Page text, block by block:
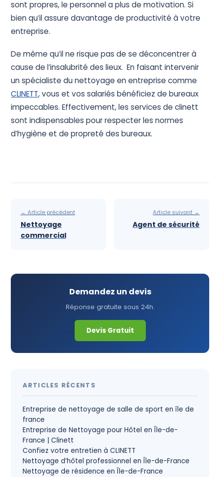
sont propres, le personnel a plus de motivation. Si
bien qu’il assure davantage de productivité à votre
entreprise.
De même qu’il ne risque pas de se déconcentrer à
cause de l’insalubrité des lieux. En faisant intervenir
un spécialiste du nettoyage en entreprise comme
CLINETT, vous et vos salariés bénéficiez de bureaux
impeccables. Effectivement, les services de clinett
sont indispensables pour respecter les normes
d’hygiène et de propreté des bureaux.
← Article précédent
Nettoyage
commercial
Article suivant →
Agent de sécurité
Demandez un devis
Réponse gratuite sous 24h.
Devis Gratuit
ARTICLES RÉCENTS
Entreprise de nettoyage de salle de sport en île de
france
Entreprise de Nettoyage pour Hôtel en Île-de-
France | Clinett
Confiez votre entretien à CLINETT
Nettoyage d’hôtel professionnel en Île-de-France
Nettoyage de résidence en Île-de-France